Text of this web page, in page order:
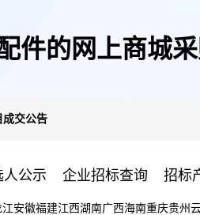
件的网上商城
成交公告
人公示 企业招标查询 招标
安徽福建江西湖南广西海南重庆贵州